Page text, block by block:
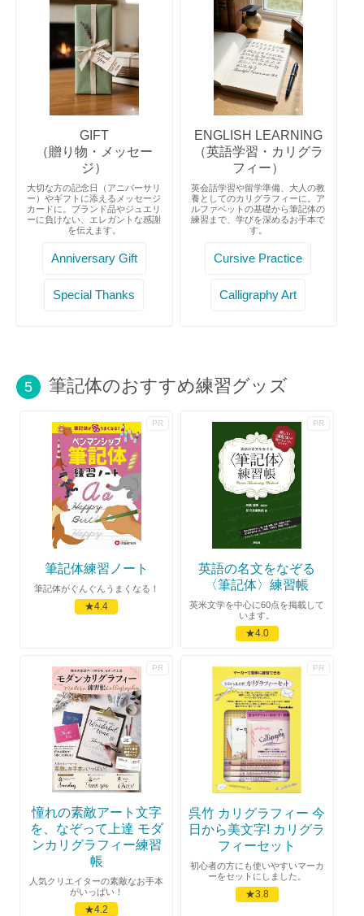
GIFT
（贈り物・メッセー
ジ）
大切な方の記念日（アニバーサリ
ー）やギフトに添えるメッセージ
カードに。ブランド品やジュエリ
ーに負けない、エレガントな感謝
を伝えます。
Anniversary Gift
Special Thanks
ENGLISH LEARNING
（英語学習・カリグラ
フィー）
英会話学習や留学準備、大人の教
養としてのカリグラフィーに。ア
ルファベットの基礎から筆記体の
練習まで、学びを深めるお手本で
す。
Cursive Practice
Calligraphy Art
5 筆記体のおすすめ練習グッズ
筆記体練習ノート
筆記体がぐんぐんうまくなる！
★4.4
英語の名文をなぞる
〈筆記体〉練習帳
英米文学を中心に60点を掲載して
います。
★4.0
憧れの素敵アート文字
を、なぞって上達 モダ
ンカリグラフィー練習
帳
人気クリエイターの素敵なお手本
がいっぱい！
★4.2
呉竹 カリグラフィー 今
日から美文字! カリグラ
フィーセット
初心者の方にも使いやすいマーカ
ーをセットにしました。
★3.8